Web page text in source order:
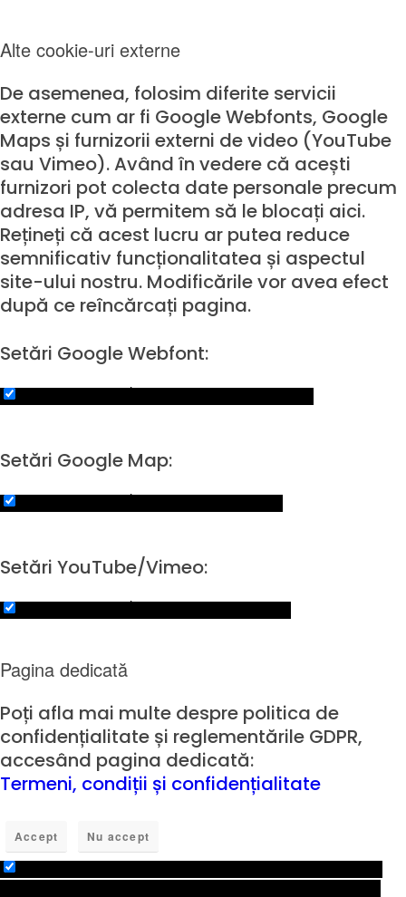
Alte cookie-uri externe
De asemenea, folosim diferite servicii
externe cum ar fi Google Webfonts, Google
Maps și furnizorii externi de video (YouTube
sau Vimeo). Având în vedere că acești
furnizori pot colecta date personale precum
adresa IP, vă permitem să le blocați aici.
Rețineți că acest lucru ar putea reduce
semnificativ funcționalitatea și aspectul
site-ului nostru. Modificările vor avea efect
după ce reîncărcați pagina.
Setări Google Webfont:
Setări Google Map:
Setări YouTube/Vimeo:
Pagina dedicată
Poți afla mai multe despre politica de
confidențialitate și reglementările GDPR,
accesând pagina dedicată:
Termeni, condiții și confidențialitate
Accept Nu accept